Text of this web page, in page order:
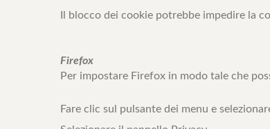
Il blocco dei cookie potrebbe impedire la
Firefox
Per impostare Firefox in modo tale che
Fare clic sul pulsante dei menu e